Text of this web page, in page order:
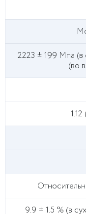
2223 ± 199 Мпа (в
(во
9.9 ± 1.5 % (в